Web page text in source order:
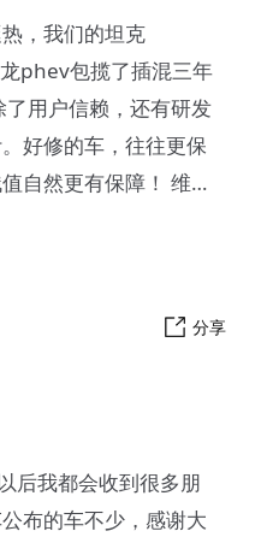
，我们的坦克
phev包揽了插混三年
好修的车，往往更保
然更有保障！ 维修
分享
后我都会收到很多朋
布的车不少，感谢大